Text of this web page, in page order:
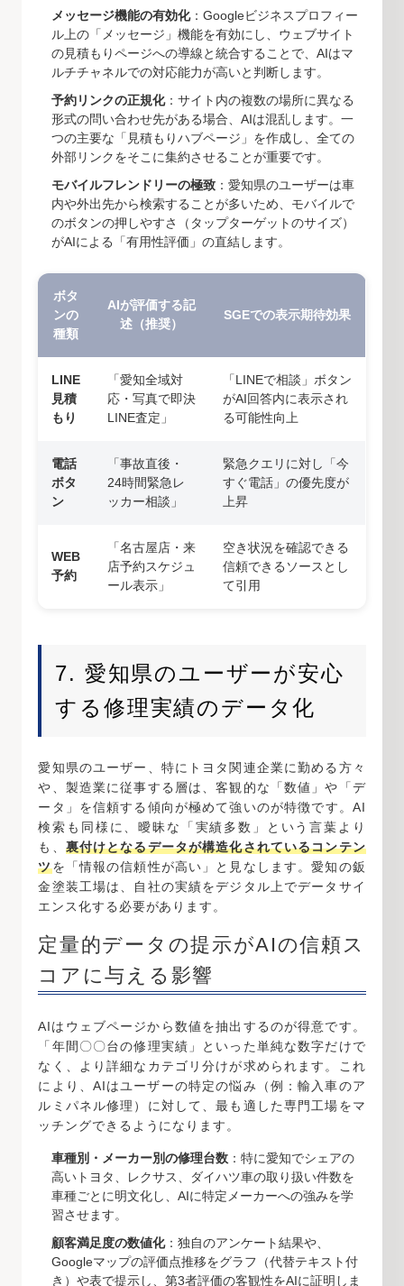
メッセージ機能の有効化：Googleビジネスプロフィー
ル上の「メッセージ」機能を有効にし、ウェブサイト
の見積もりページへの導線と統合することで、AIはマ
ルチチャネルでの対応能力が高いと判断します。
予約リンクの正規化：サイト内の複数の場所に異なる
形式の問い合わせ先がある場合、AIは混乱します。一
つの主要な「見積もりハブページ」を作成し、全ての
外部リンクをそこに集約させることが重要です。
モバイルフレンドリーの極致 ：愛知県のユーザーは車
内や外出先から検索することが多いため、モバイルで
のボタンの押しやすさ（タップターゲットのサイズ）
がAIによる「有用性評価」の直結します。
ボタ
ンの
種類
AIが評価する記
述（推奨）
SGEでの表示期待効果
LINE
見積
もり
「愛知全域対
応・写真で即決
LINE査定」
「LINEで相談」ボタン
がAI回答内に表示され
る可能性向上
電話
ボタ
ン
「事故直後・
24時間緊急レ
ッカー相談」
緊急クエリに対し「今
すぐ電話」の優先度が
上昇
WEB
予約
「名古屋店・来
店予約スケジュ
ール表示」
空き状況を確認できる
信頼できるソースとし
て引用
7. 愛知県のユーザーが安心
する修理実績のデータ化
愛知県のユーザー、特にトヨタ関連企業に勤める方々
や、製造業に従事する層は、客観的な「数値」や「デ
ータ」を信頼する傾向が極めて強いのが特徴です。AI
検索も同様に、曖昧な「実績多数」という言葉より
も、 裏付けとなるデータが構造化されているコンテン
ツを「情報の信頼性が高い」と見なします。愛知の鈑
金塗装工場は、自社の実績をデジタル上でデータサイ
エンス化する必要があります。
定量的データの提示がAIの信頼ス
コアに与える影響
AIはウェブページから数値を抽出するのが得意です。
「年間〇〇台の修理実績」といった単純な数字だけで
なく、より詳細なカテゴリ分けが求められます。これ
により、AIはユーザーの特定の悩み（例：輸入車のア
ルミパネル修理）に対して、最も適した専門工場をマ
ッチングできるようになります。
車種別・メーカー別の修理台数 ：特に愛知でシェアの
高いトヨタ、レクサス、ダイハツ車の取り扱い件数を
車種ごとに明文化し、AIに特定メーカーへの強みを学
習させます。
顧客満足度の数値化：独自のアンケート結果や、
Googleマップの評価点推移をグラフ（代替テキスト付
き）や表で提示し、第3者評価の客観性をAIに証明しま